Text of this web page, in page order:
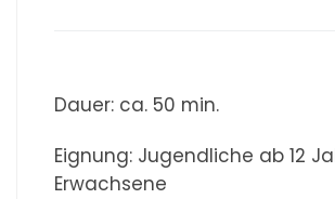
Dauer: ca. 50 min.
Eignung: Jugendliche ab 12
Erwachsene